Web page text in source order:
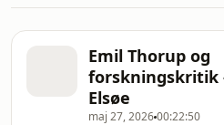
Emil Thorup og
forskningskritik
Elsøe
maj 27, 202600:22:50